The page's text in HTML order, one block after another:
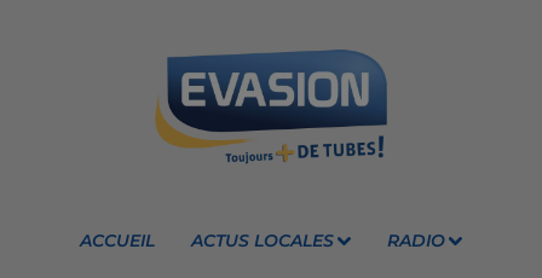
ACCUEIL ACTUS LOCALES RADIO